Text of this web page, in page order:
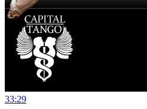
33:29